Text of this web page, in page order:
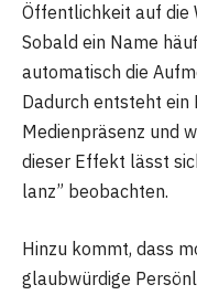
Öffentlichkeit auf die
Sobald ein Name
automatisch die
Dadurch entsteht ein
Medienpräsenz und
dieser Effekt lässt
lanz” beobachten.
Hinzu kommt, dass
glaubwürdige